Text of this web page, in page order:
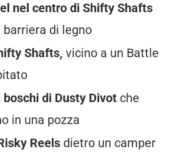
nel centro di Shifty Shafts
barriera di legno
Shafts, vicino a un Battle
boschi di Dusty Divot che
in una pozza
Reels dietro un camper